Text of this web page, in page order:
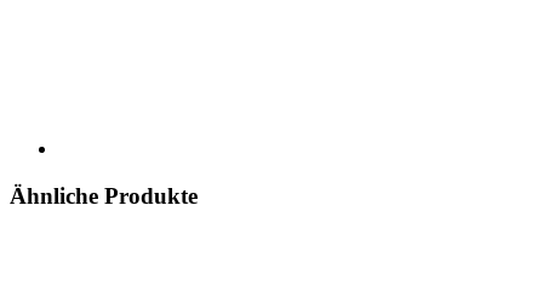
Ähnliche Produkte